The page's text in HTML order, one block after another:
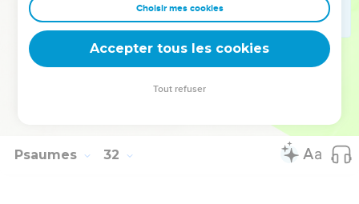
croyants, Et il punit sévèrement celui qui agit avec orgueil.
Fortifiez-vous et que votre cœur s’affermisse, Vous tous
qui vous attendez à l’Éternel !
© Société biblique française – Bibli’O, 1978, avec autorisation. Pour vous procurer
Psaumes 32
Choisir mes cookies
Accepter tous les cookies
Tout refuser